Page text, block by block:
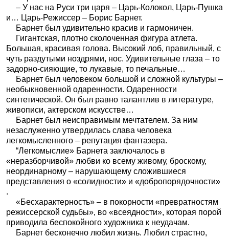
– У нас на Руси три царя – Царь-Колокол, Царь-Пушка
и… Царь-Режиссер – Борис Барнет.
Барнет был удивительно красив и гармоничен.
Гигантская, плотно сколоченная фигура атлета.
Большая, красивая голова. Высокий лоб, правильный, с
чуть раздутыми ноздрями, нос. Удивительные глаза – то
задорно-сияющие, то лукавые, то печальные…
Барнет был человеком большой и сложной культуры –
необыкновенной одаренности. Одаренности
синтетической. Он был равно талантлив в литературе,
живописи, актерском искусстве…
Барнет был неисправимым мечтателем. За ним
незаслуженно утвердилась слава человека
легкомысленного – репутация фантазера.
“Легкомыслие» Барнета заключалось в
«неразборчивой» любви ко всему живому, броскому,
неординарному – нарушающему сложившиеся
представления о «солидности» и «добропорядочности»
.
«Бесхарактерность» – в покорности «превратностям
режиссерской судьбы», во «всеядности», которая порой
приводила беспокойного художника к неудачам.
Барнет бесконечно любил жизнь. Любил страстно,